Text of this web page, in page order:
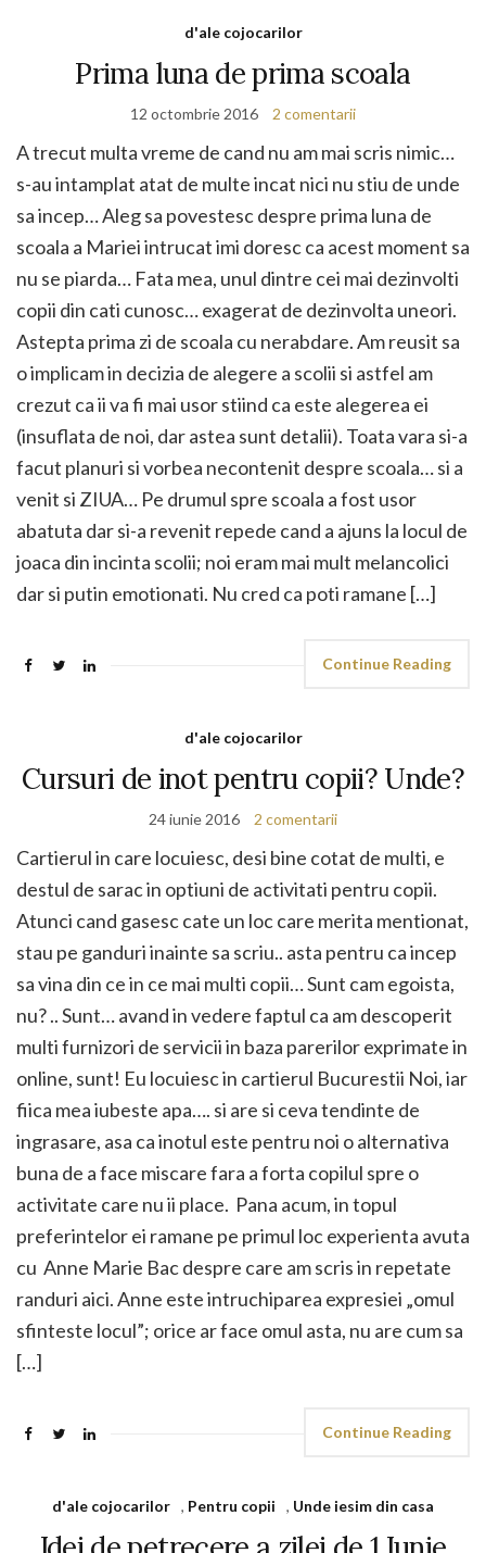
d'ale cojocarilor
Prima luna de prima scoala
12 octombrie 2016 2 comentarii
A trecut multa vreme de cand nu am mai scris nimic…
s-au intamplat atat de multe incat nici nu stiu de unde
sa incep… Aleg sa povestesc despre prima luna de
scoala a Mariei intrucat imi doresc ca acest moment sa
nu se piarda… Fata mea, unul dintre cei mai dezinvolti
copii din cati cunosc… exagerat de dezinvolta uneori.
Astepta prima zi de scoala cu nerabdare. Am reusit sa
o implicam in decizia de alegere a scolii si astfel am
crezut ca ii va fi mai usor stiind ca este alegerea ei
(insuflata de noi, dar astea sunt detalii). Toata vara si-a
facut planuri si vorbea necontenit despre scoala… si a
venit si ZIUA… Pe drumul spre scoala a fost usor
abatuta dar si-a revenit repede cand a ajuns la locul de
joaca din incinta scolii; noi eram mai mult melancolici
dar si putin emotionati. Nu cred ca poti ramane […]
Continue Reading
d'ale cojocarilor
Cursuri de inot pentru copii? Unde?
24 iunie 2016 2 comentarii
Cartierul in care locuiesc, desi bine cotat de multi, e
destul de sarac in optiuni de activitati pentru copii.
Atunci cand gasesc cate un loc care merita mentionat,
stau pe ganduri inainte sa scriu.. asta pentru ca incep
sa vina din ce in ce mai multi copii… Sunt cam egoista,
nu? .. Sunt… avand in vedere faptul ca am descoperit
multi furnizori de servicii in baza parerilor exprimate in
online, sunt! Eu locuiesc in cartierul Bucurestii Noi, iar
fiica mea iubeste apa…. si are si ceva tendinte de
ingrasare, asa ca inotul este pentru noi o alternativa
buna de a face miscare fara a forta copilul spre o
activitate care nu ii place. Pana acum, in topul
preferintelor ei ramane pe primul loc experienta avuta
cu Anne Marie Bac despre care am scris in repetate
randuri aici. Anne este intruchiparea expresiei „omul
sfinteste locul”; orice ar face omul asta, nu are cum sa
[…]
Continue Reading
d'ale cojocarilor , Pentru copii , Unde iesim din casa